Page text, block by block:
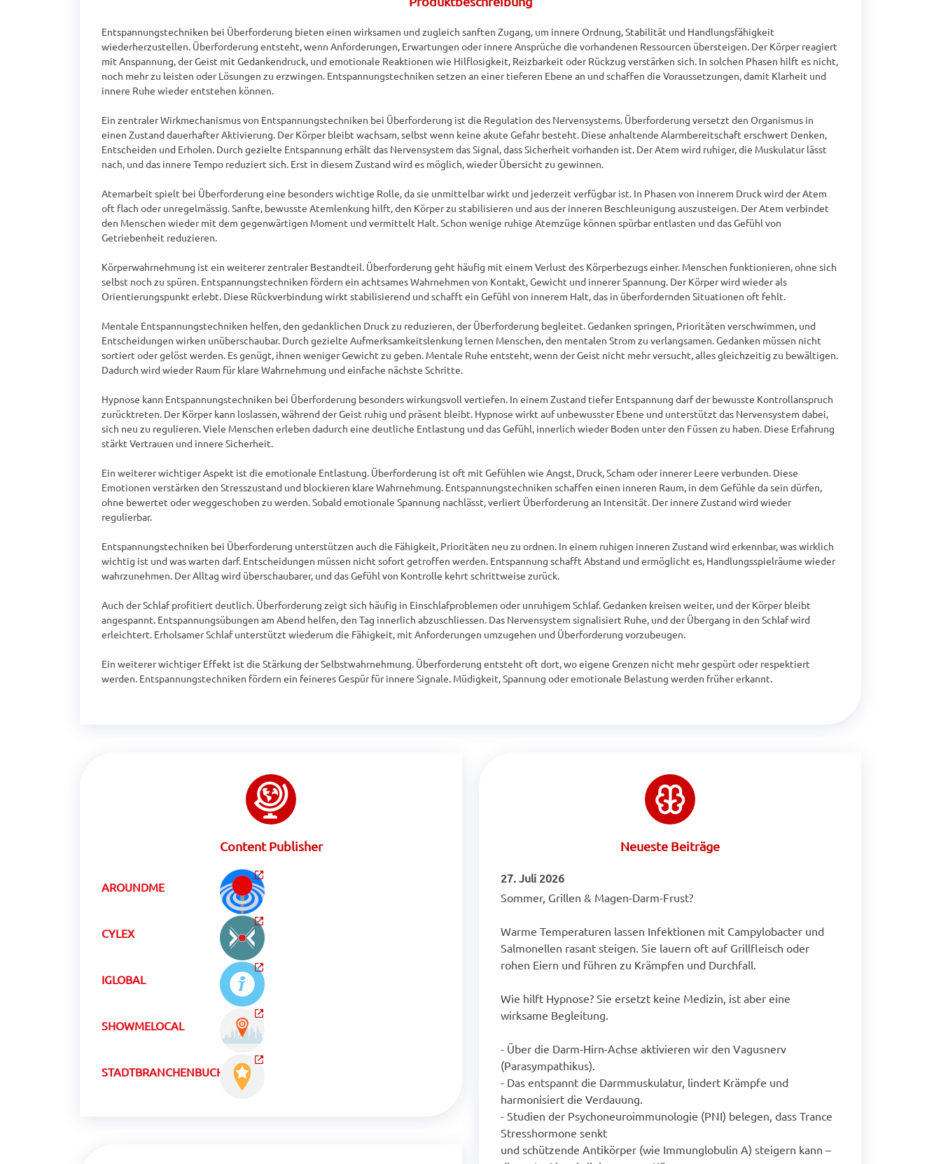
Entspannungstechniken bei Überforderung bieten einen wirksamen und zugleich sanften Zugang, um innere Ordnung, Stabilität und Handlungsfähigkeit
wiederherzustellen. Überforderung entsteht, wenn Anforderungen, Erwartungen oder innere Ansprüche die vorhandenen Ressourcen übersteigen. Der Körper reagiert
mit Anspannung, der Geist mit Gedankendruck, und emotionale Reaktionen wie Hilflosigkeit, Reizbarkeit oder Rückzug verstärken sich. In solchen Phasen hilft es nicht,
noch mehr zu leisten oder Lösungen zu erzwingen. Entspannungstechniken setzen an einer tieferen Ebene an und schaffen die Voraussetzungen, damit Klarheit und
innere Ruhe wieder entstehen können.
Ein zentraler Wirkmechanismus von Entspannungstechniken bei Überforderung ist die Regulation des Nervensystems. Überforderung versetzt den Organismus in
einen Zustand dauerhafter Aktivierung. Der Körper bleibt wachsam, selbst wenn keine akute Gefahr besteht. Diese anhaltende Alarmbereitschaft erschwert Denken,
Entscheiden und Erholen. Durch gezielte Entspannung erhält das Nervensystem das Signal, dass Sicherheit vorhanden ist. Der Atem wird ruhiger, die Muskulatur lässt
nach, und das innere Tempo reduziert sich. Erst in diesem Zustand wird es möglich, wieder Übersicht zu gewinnen.
Atemarbeit spielt bei Überforderung eine besonders wichtige Rolle, da sie unmittelbar wirkt und jederzeit verfügbar ist. In Phasen von innerem Druck wird der Atem
oft flach oder unregelmässig. Sanfte, bewusste Atemlenkung hilft, den Körper zu stabilisieren und aus der inneren Beschleunigung auszusteigen. Der Atem verbindet
den Menschen wieder mit dem gegenwärtigen Moment und vermittelt Halt. Schon wenige ruhige Atemzüge können spürbar entlasten und das Gefühl von
Getriebenheit reduzieren.
Körperwahrnehmung ist ein weiterer zentraler Bestandteil. Überforderung geht häufig mit einem Verlust des Körperbezugs einher. Menschen funktionieren, ohne sich
selbst noch zu spüren. Entspannungstechniken fördern ein achtsames Wahrnehmen von Kontakt, Gewicht und innerer Spannung. Der Körper wird wieder als
Orientierungspunkt erlebt. Diese Rückverbindung wirkt stabilisierend und schafft ein Gefühl von innerem Halt, das in überfordernden Situationen oft fehlt.
Mentale Entspannungstechniken helfen, den gedanklichen Druck zu reduzieren, der Überforderung begleitet. Gedanken springen, Prioritäten verschwimmen, und
Entscheidungen wirken unüberschaubar. Durch gezielte Aufmerksamkeitslenkung lernen Menschen, den mentalen Strom zu verlangsamen. Gedanken müssen nicht
sortiert oder gelöst werden. Es genügt, ihnen weniger Gewicht zu geben. Mentale Ruhe entsteht, wenn der Geist nicht mehr versucht, alles gleichzeitig zu bewältigen.
Dadurch wird wieder Raum für klare Wahrnehmung und einfache nächste Schritte.
Hypnose kann Entspannungstechniken bei Überforderung besonders wirkungsvoll vertiefen. In einem Zustand tiefer Entspannung darf der bewusste Kontrollanspruch
zurücktreten. Der Körper kann loslassen, während der Geist ruhig und präsent bleibt. Hypnose wirkt auf unbewusster Ebene und unterstützt das Nervensystem dabei,
sich neu zu regulieren. Viele Menschen erleben dadurch eine deutliche Entlastung und das Gefühl, innerlich wieder Boden unter den Füssen zu haben. Diese Erfahrung
stärkt Vertrauen und innere Sicherheit.
Ein weiterer wichtiger Aspekt ist die emotionale Entlastung. Überforderung ist oft mit Gefühlen wie Angst, Druck, Scham oder innerer Leere verbunden. Diese
Emotionen verstärken den Stresszustand und blockieren klare Wahrnehmung. Entspannungstechniken schaffen einen inneren Raum, in dem Gefühle da sein dürfen,
ohne bewertet oder weggeschoben zu werden. Sobald emotionale Spannung nachlässt, verliert Überforderung an Intensität. Der innere Zustand wird wieder
regulierbar.
Entspannungstechniken bei Überforderung unterstützen auch die Fähigkeit, Prioritäten neu zu ordnen. In einem ruhigen inneren Zustand wird erkennbar, was wirklich
wichtig ist und was warten darf. Entscheidungen müssen nicht sofort getroffen werden. Entspannung schafft Abstand und ermöglicht es, Handlungsspielräume wieder
wahrzunehmen. Der Alltag wird überschaubarer, und das Gefühl von Kontrolle kehrt schrittweise zurück.
Auch der Schlaf profitiert deutlich. Überforderung zeigt sich häufig in Einschlafproblemen oder unruhigem Schlaf. Gedanken kreisen weiter, und der Körper bleibt
angespannt. Entspannungsübungen am Abend helfen, den Tag innerlich abzuschliessen. Das Nervensystem signalisiert Ruhe, und der Übergang in den Schlaf wird
erleichtert. Erholsamer Schlaf unterstützt wiederum die Fähigkeit, mit Anforderungen umzugehen und Überforderung vorzubeugen.
Ein weiterer wichtiger Effekt ist die Stärkung der Selbstwahrnehmung. Überforderung entsteht oft dort, wo eigene Grenzen nicht mehr gespürt oder respektiert
werden. Entspannungstechniken fördern ein feineres Gespür für innere Signale. Müdigkeit, Spannung oder emotionale Belastung werden früher erkannt.
Content Publisher
AROUNDME
CYLEX
IGLOBAL
SHOWMELOCAL
STADTBRANCHENBUCHCH
Neueste Beiträge
27. Juli 2026
Sommer, Grillen & Magen-Darm-Frust?
Warme Temperaturen lassen Infektionen mit Campylobacter und
Salmonellen rasant steigen. Sie lauern oft auf Grillfleisch oder
rohen Eiern und führen zu Krämpfen und Durchfall.
Wie hilft Hypnose? Sie ersetzt keine Medizin, ist aber eine
wirksame Begleitung.
- Über die Darm-Hirn-Achse aktivieren wir den Vagusnerv
(Parasympathikus).
- Das entspannt die Darmmuskulatur, lindert Krämpfe und
harmonisiert die Verdauung.
- Studien der Psychoneuroimmunologie (PNI) belegen, dass Trance
Stresshormone senkt
und schützende Antikörper (wie Immunglobulin A) steigern kann –